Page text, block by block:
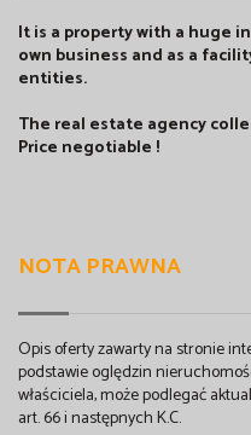
It is a property with a huge
own business and as a
entities.
The real estate agency
Price negotiable !
NOTA PRAWNA
Opis oferty zawarty na stronie
podstawie oględzin
właściciela, może podlegać
art. 66 i następnych K.C.